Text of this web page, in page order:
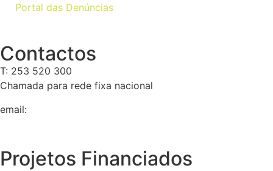
Portal das Denúncias
Contactos
T: 253 520 300
Chamada para rede fixa nacional
email:
Projetos Financiados